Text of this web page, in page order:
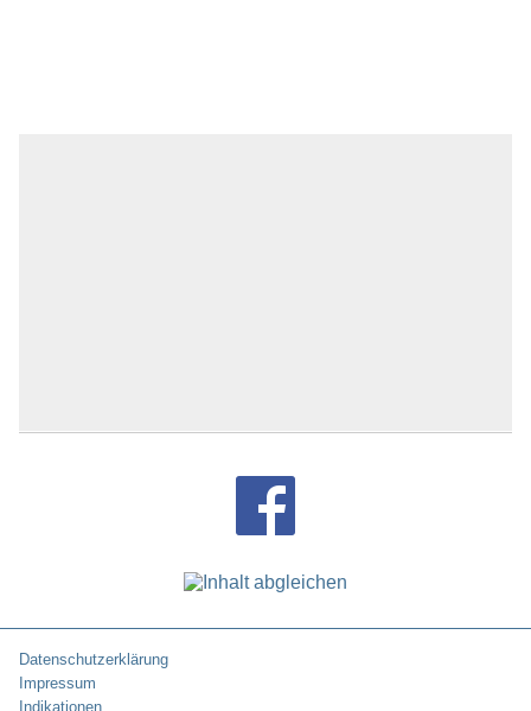
Datenschutzerklärung
Impressum
Indikationen